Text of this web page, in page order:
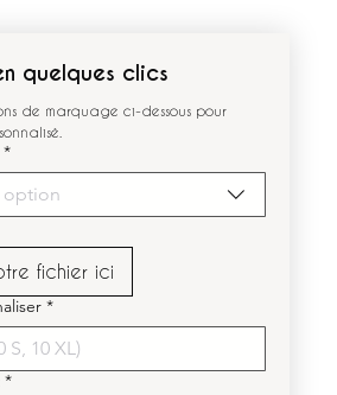
quelques clics
de marquage ci-dessous pour
*
option
fichier ici
*
*